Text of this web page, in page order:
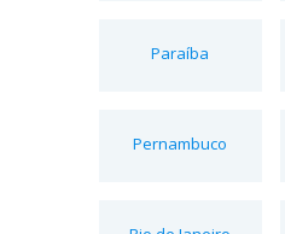
Paraíba
Pernambuco